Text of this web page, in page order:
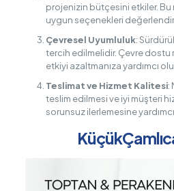
projenizin bütçesini etkiler.
uygun seçenekleri
Çevresel Uyumluluk:
tercih edilmelidir. Çevre dostu
etkiyi azaltmanıza yardımcı
Teslimat ve Hizmet Kalitesi:
teslim edilmesi ve iyi müşteri
sorunsuz ilerlemesine